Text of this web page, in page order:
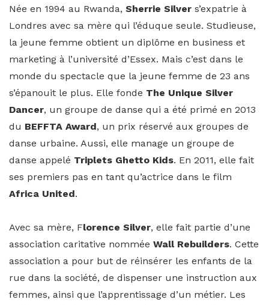
Née en 1994 au Rwanda, Sherrie Silver s’expatrie à
Londres avec sa mère qui l’éduque seule. Studieuse,
la jeune femme obtient un diplôme en business et
marketing à l’université d’Essex. Mais c’est dans le
monde du spectacle que la jeune femme de 23 ans
s’épanouit le plus. Elle fonde The Unique Silver
Dancer, un groupe de danse qui a été primé en 2013
du BEFFTA Award, un prix réservé aux groupes de
danse urbaine. Aussi, elle manage un groupe de
danse appelé Triplets Ghetto Kids. En 2011, elle fait
ses premiers pas en tant qu’actrice dans le film
Africa United.
Avec sa mère, Florence Silver, elle fait partie d’une
association caritative nommée Wall Rebuilders. Cette
association a pour but de réinsérer les enfants de la
rue dans la société, de dispenser une instruction aux
femmes, ainsi que l’apprentissage d’un métier. Les